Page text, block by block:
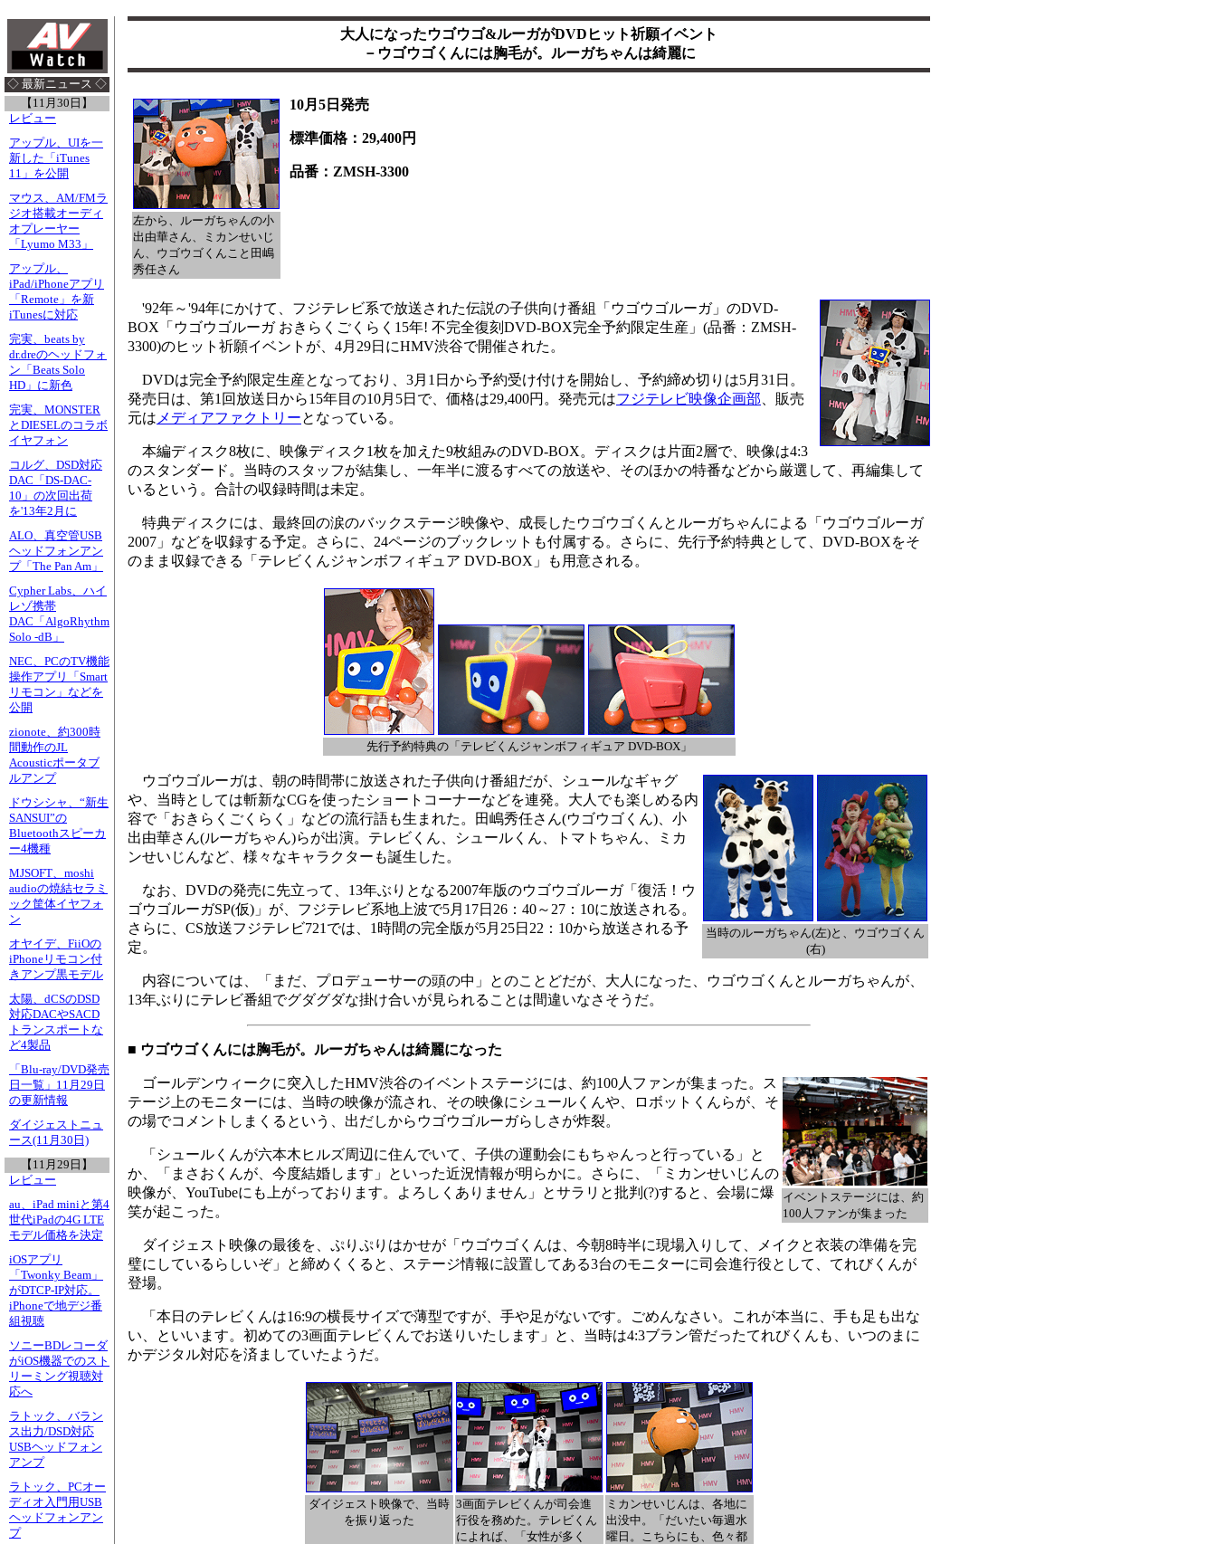
◇ 最新ニュース ◇
【11月30日】
レビュー
アップル、UIを一
新した「iTunes
11」を公開
マウス、AM/FMラ
ジオ搭載オーディ
オプレーヤー
「Lyumo M33」
アップル、
iPad/iPhoneアプリ
「Remote」を新
iTunesに対応
完実、beats by
dr.dreのヘッドフォ
ン「Beats Solo
HD」に新色
完実、MONSTER
とDIESELのコラボ
イヤフォン
コルグ、DSD対応
DAC「DS-DAC-
10」の次回出荷
を'13年2月に
ALO、真空管USB
ヘッドフォンアン
プ「The Pan Am」
Cypher Labs、ハイ
レゾ携帯
DAC「AlgoRhythm
Solo -dB」
NEC、PCのTV機能
操作アプリ「Smart
リモコン」などを
公開
zionote、約300時
間動作のJL
Acousticポータブ
ルアンプ
ドウシシャ、“新生
SANSUI”の
Bluetoothスピーカ
ー4機種
MJSOFT、moshi
audioの焼結セラミ
ック筐体イヤフォ
ン
オヤイデ、FiiOの
iPhoneリモコン付
きアンプ黒モデル
太陽、dCSのDSD
対応DACやSACD
トランスポートな
ど4製品
「Blu-ray/DVD発売
日一覧」11月29日
の更新情報
ダイジェストニュ
ース(11月30日)
【11月29日】
レビュー
au、iPad miniと第4
世代iPadの4G LTE
モデル価格を決定
iOSアプリ
「Twonky Beam」
がDTCP-IP対応。
iPhoneで地デジ番
組視聴
ソニーBDレコーダ
がiOS機器でのスト
リーミング視聴対
応へ
ラトック、バラン
ス出力/DSD対応
USBヘッドフォン
アンプ
ラトック、PCオー
ディオ入門用USB
ヘッドフォンアン
プ
大人になったウゴウゴ&ルーガがDVDヒット祈願イベント
－ウゴウゴくんには胸毛が。ルーガちゃんは綺麗に
左から、ルーガちゃんの小
出由華さん、ミカンせいじ
ん、ウゴウゴくんこと田嶋
秀任さん
10月5日発売
標準価格：29,400円
品番：ZMSH-3300
'92年～'94年にかけて、フジテレビ系で放送された伝説の子供向け番組「ウゴウゴルーガ」のDVD-
BOX「ウゴウゴルーガ おきらくごくらく15年! 不完全復刻DVD-BOX完全予約限定生産」(品番：ZMSH-
3300)のヒット祈願イベントが、4月29日にHMV渋谷で開催された。
DVDは完全予約限定生産となっており、3月1日から予約受け付けを開始し、予約締め切りは5月31日。
発売日は、第1回放送日から15年目の10月5日で、価格は29,400円。発売元はフジテレビ映像企画部 、販売
元は メディアファクトリーとなっている。
本編ディスク8枚に、映像ディスク1枚を加えた9枚組みのDVD-BOX。ディスクは片面2層で、映像は4:3
のスタンダード。当時のスタッフが結集し、一年半に渡るすべての放送や、そのほかの特番などから厳選して、再編集して
いるという。合計の収録時間は未定。
特典ディスクには、最終回の涙のバックステージ映像や、成長したウゴウゴくんとルーガちゃんによる「ウゴウゴルーガ
2007」などを収録する予定。さらに、24ページのブックレットも付属する。さらに、先行予約特典として、DVD-BOXをそ
のまま収録できる「テレビくんジャンボフィギュア DVD-BOX」も用意される。
先行予約特典の「テレビくんジャンボフィギュア DVD-BOX」
当時のルーガちゃん(左)と、ウゴウゴくん
(右)
ウゴウゴルーガは、朝の時間帯に放送された子供向け番組だが、シュールなギャグ
や、当時としては斬新なCGを使ったショートコーナーなどを連発。大人でも楽しめる内
容で「おきらくごくらく」などの流行語も生まれた。田嶋秀任さん(ウゴウゴくん)、小
出由華さん(ルーガちゃん)らが出演。テレビくん、シュールくん、トマトちゃん、ミカ
ンせいじんなど、様々なキャラクターも誕生した。
なお、DVDの発売に先立って、13年ぶりとなる2007年版のウゴウゴルーガ「復活！ウ
ゴウゴルーガSP(仮)」が、フジテレビ系地上波で5月17日26：40～27：10に放送される。
さらに、CS放送フジテレビ721では、1時間の完全版が5月25日22：10から放送される予
定。
内容については、「まだ、プロデューサーの頭の中」とのことどだが、大人になった、ウゴウゴくんとルーガちゃんが、
13年ぶりにテレビ番組でグダグダな掛け合いが見られることは間違いなさそうだ。
■ ウゴウゴくんには胸毛が。ルーガちゃんは綺麗になった
イベントステージには、約
100人ファンが集まった
ゴールデンウィークに突入したHMV渋谷のイベントステージには、約100人ファンが集まった。ス
テージ上のモニターには、当時の映像が流され、その映像にシュールくんや、ロボットくんらが、そ
の場でコメントしまくるという、出だしからウゴウゴルーガらしさが炸裂。
「シュールくんが六本木ヒルズ周辺に住んでいて、子供の運動会にもちゃんっと行っている」と
か、「まさおくんが、今度結婚します」といった近況情報が明らかに。さらに、「ミカンせいじんの
映像が、YouTubeにも上がっております。よろしくありません」とサラリと批判(?)すると、会場に爆
笑が起こった。
ダイジェスト映像の最後を、ぷりぷりはかせが「ウゴウゴくんは、今朝8時半に現場入りして、メイクと衣装の準備を完
璧にしているらしいぞ」と締めくくると、ステージ情報に設置してある3台のモニターに司会進行役として、てれびくんが
登場。
「本日のテレビくんは16:9の横長サイズで薄型ですが、手や足がないです。ごめんなさい。これが本当に、手も足も出な
い、といいます。初めての3画面テレビくんでお送りいたします」と、当時は4:3ブラン管だったてれびくんも、いつのまに
かデジタル対応を済ましていたようだ。
ダイジェスト映像で、当時
を振り返った
3画面テレビくんが司会進
行役を務めた。テレビくん
によれば、「女性が多く
ミカンせいじんは、各地に
出没中。「だいたい毎週水
曜日。こちらにも、色々都